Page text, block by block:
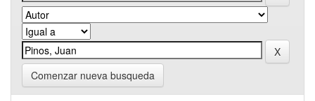
Comenzar nueva busqueda